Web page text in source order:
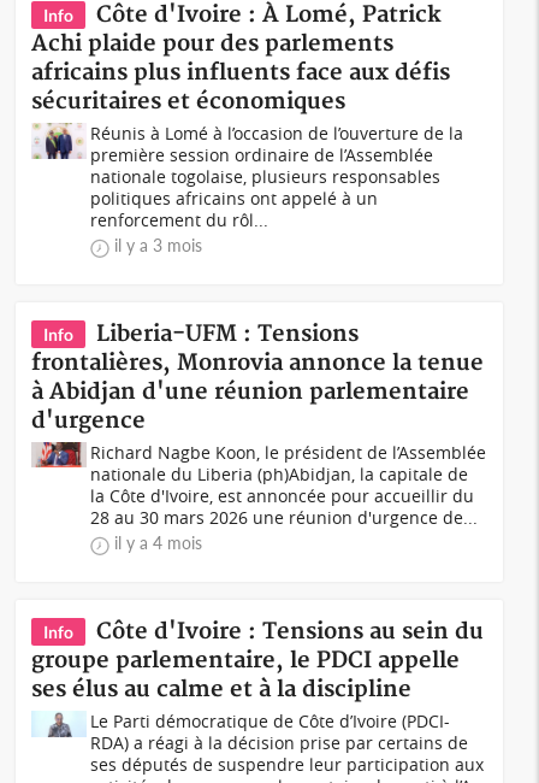
Info
Côte d'Ivoire : À Lomé, Patrick
Achi plaide pour des parlements
africains plus influents face aux défis
sécuritaires et économiques
Réunis à Lomé à l’occasion de l’ouverture de la
première session ordinaire de l’Assemblée
nationale togolaise, plusieurs responsables
politiques africains ont appelé à un
renforcement du rôl...
il y a 3 mois
Info
Liberia-UFM : Tensions
frontalières, Monrovia annonce la tenue
à Abidjan d'une réunion parlementaire
d'urgence
Richard Nagbe Koon, le président de l’Assemblée
nationale du Liberia (ph)Abidjan, la capitale de
la Côte d'Ivoire, est annoncée pour accueillir du
28 au 30 mars 2026 une réunion d'urgence de...
il y a 4 mois
Info
Côte d'Ivoire : Tensions au sein du
groupe parlementaire, le PDCI appelle
ses élus au calme et à la discipline
Le Parti démocratique de Côte d’Ivoire (PDCI-
RDA) a réagi à la décision prise par certains de
ses députés de suspendre leur participation aux